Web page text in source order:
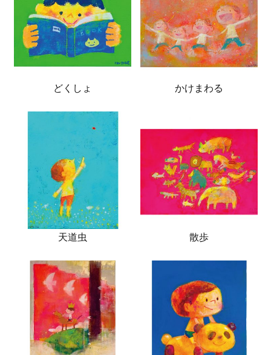
どくしょ かけまわる
天道虫 散歩